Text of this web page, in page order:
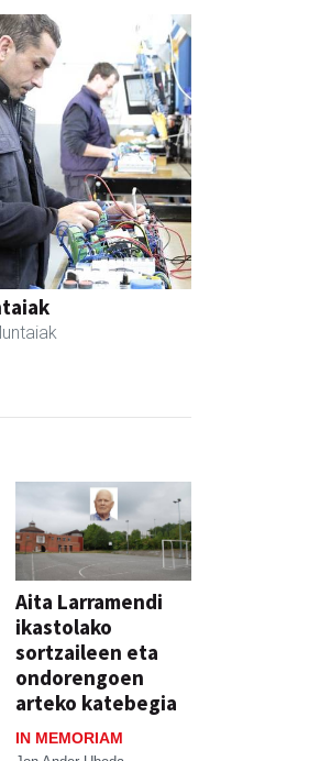
Aita Larramendi
ikastolako
sortzaileen eta
ondorengoen
arteko katebegia
IN MEMORIAM